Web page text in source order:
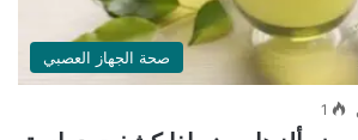
صحة الجهاز العصبي
1